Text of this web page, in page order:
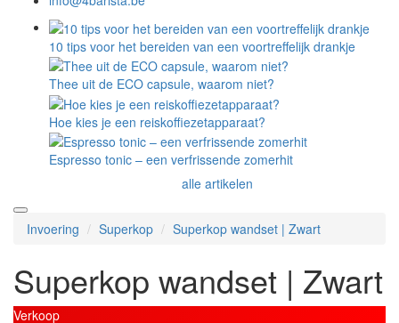
10 tips voor het bereiden van een voortreffelijk drankje
Thee uit de ECO capsule, waarom niet?
Hoe kies je een reiskoffiezetapparaat?
Espresso tonic – een verfrissende zomerhit
alle artikelen
Invoering Superkop Superkop wandset | Zwart
Superkop wandset | Zwart
Verkoop